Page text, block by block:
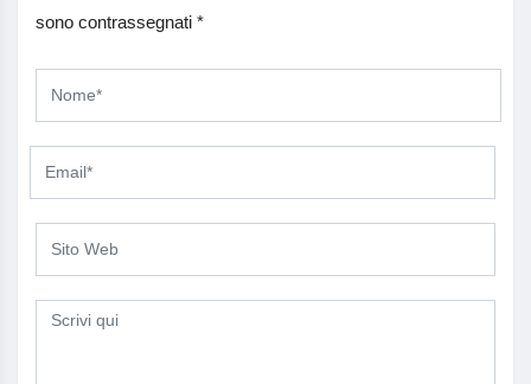
sono contrassegnati *